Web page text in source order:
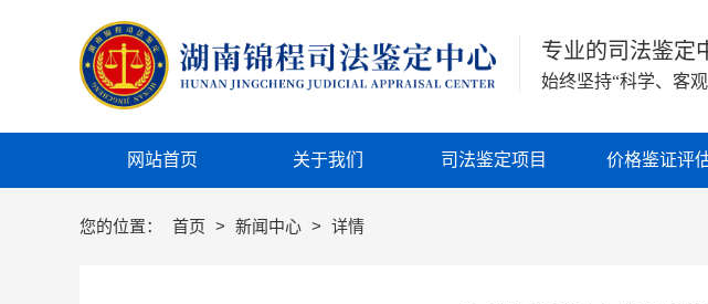
网站首页 关于我们 司法鉴定项目 价格鉴证评
专业的司法鉴定
始终坚持“科学、客
您的位置： 首页 > 新闻中心 > 详情